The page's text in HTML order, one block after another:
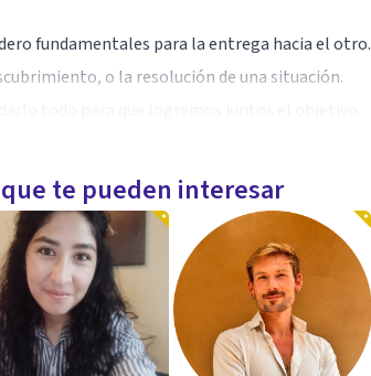
fundamentales para la entrega hacia el otro.
o la resolución de una situación.
con formación permanente en Espacio Dasein;
vía" nivel inicial en Espacio Dasein;
físico (UBA-APDA)
te pueden interesar